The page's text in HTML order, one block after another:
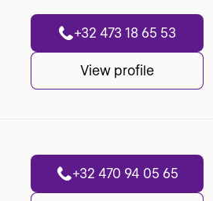
+32 473 18 65 53
View profile
+32 470 94 05 65